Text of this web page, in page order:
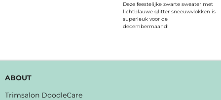
Deze feestelijke zwarte sweater met
lichtblauwe glitter sneeuwvlokken is
superleuk voor de
decembermaand!
ABOUT
Trimsalon DoodleCare